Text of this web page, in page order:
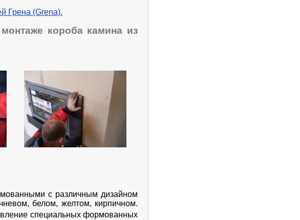
Грена (Grena).
короба камина из
с различным дизайном
белом, желтом, кирпичном.
специальных формованных